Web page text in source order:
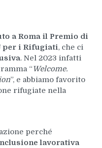
a Roma il Premio di
per i Rifugiati, che ci
. Nel 2023 infatti
“Welcome.
”, e abbiamo favorito
rifugiate nella
perché
lavorativa